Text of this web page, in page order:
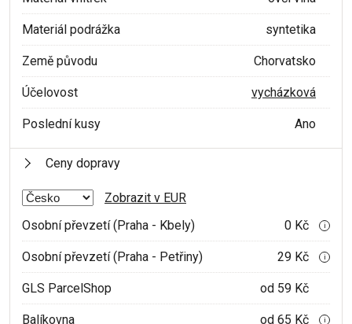
Materiál podrážka syntetika
Země původu Chorvatsko
Účelovost vycházková
Poslední kusy Ano
Ceny dopravy
Zobrazit v EUR
Osobní převzetí (Praha - Kbely)
0 Kč i
Osobní převzetí (Praha - Petřiny) 29 Kč i
GLS ParcelShop od 59 Kč
Balíkovna od 65 Kč i